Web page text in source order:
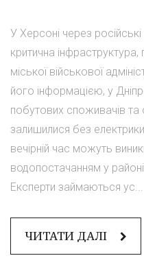
У Херсоні через
критична
міської військової
його інформацією, у
побутових споживачів та
залишилися без
вечірній час можуть
водопостачанням у
Експерти займаються ус...
ЧИТАТИ ДАЛІ